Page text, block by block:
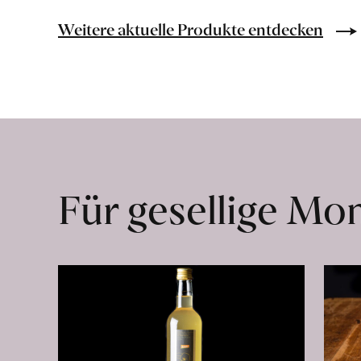
Lebensmittel
ab
Weitere aktuelle Produkte entdecken
Für gesellige